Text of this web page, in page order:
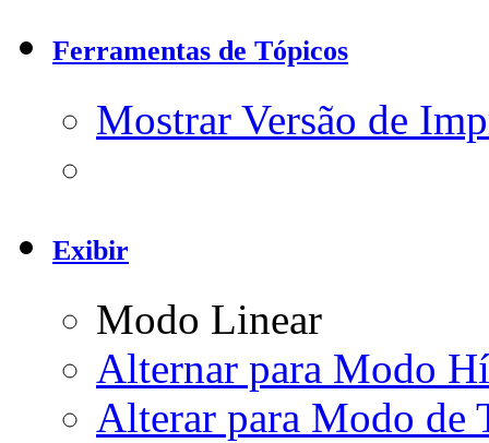
Ferramentas de Tópicos
Mostrar Versão de
Exibir
Modo Linear
Alternar para Modo
Alterar para Modo de